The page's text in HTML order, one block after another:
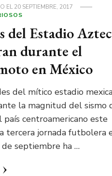
EL20 SEPTIEMBRE, 2017
del Estadio
durante el
en México
del mítico estadio
la magnitud del sismo
país centroamericano este
tercera jornada futbolera
septiembre ha …